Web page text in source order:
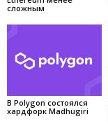
сложным
В Polygon состоялся
хардфорк Madhugiri